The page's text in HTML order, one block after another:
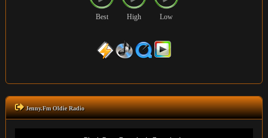
Best High Low
Jenny.Fm Oldie Radio